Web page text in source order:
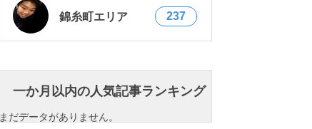
錦糸町エリア 237
一か月以内の人気記事ランキング
まだデータがありません。